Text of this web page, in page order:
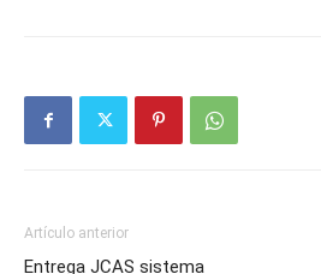
Artículo anterior
Entrega JCAS sistema